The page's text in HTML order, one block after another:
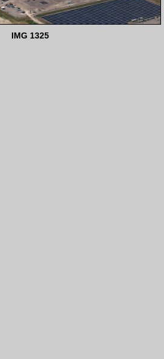
IMG 1325